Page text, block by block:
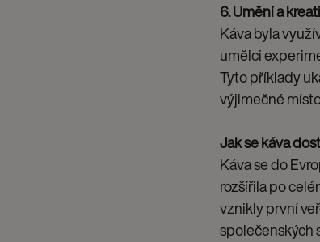
6. Umění a
Káva byla
umělci
Tyto příklady
výjimečné
Jak se káva
Káva se do
rozšířila po
vznikly první
společenských